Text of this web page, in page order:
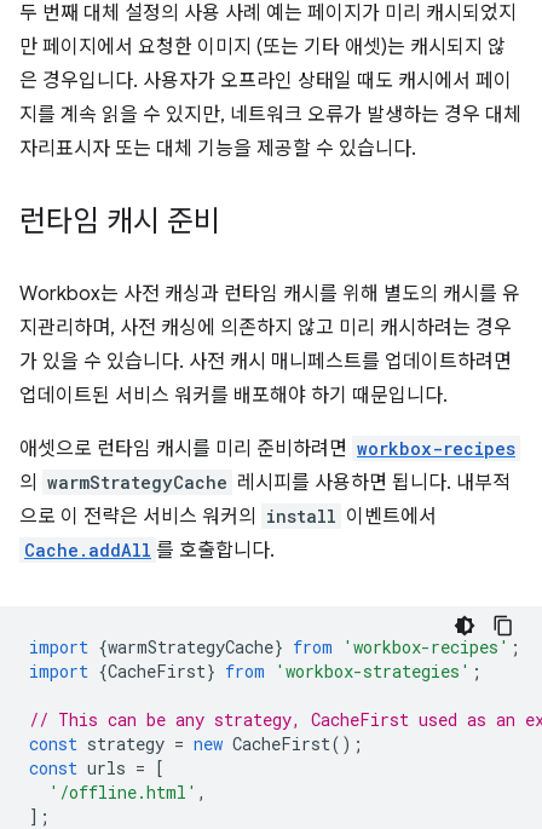
두 번째 대체 설정의 사용 사례 예는 페이지가 미리 캐시되었지
만 페이지에서 요청한 이미지 (또는 기타 애셋)는 캐시되지 않
은 경우입니다. 사용자가 오프라인 상태일 때도 캐시에서 페이
지를 계속 읽을 수 있지만, 네트워크 오류가 발생하는 경우 대체
자리표시자 또는 대체 기능을 제공할 수 있습니다.
런타임 캐시 준비
Workbox는 사전 캐싱과 런타임 캐시를 위해 별도의 캐시를 유
지관리하며, 사전 캐싱에 의존하지 않고 미리 캐시하려는 경우
가 있을 수 있습니다. 사전 캐시 매니페스트를 업데이트하려면
업데이트된 서비스 워커를 배포해야 하기 때문입니다.
애셋으로 런타임 캐시를 미리 준비하려면 workbox-recipes
의 warmStrategyCache 레시피를 사용하면 됩니다. 내부적
으로 이 전략은 서비스 워커의
install 이벤트에서
Cache.addAll 를 호출합니다.
import {warmStrategyCache} from 'workbox-recipes' ;
import {CacheFirst} from 'workbox-strategies' ;
// This can be any strategy, CacheFirst used as an
const strategy = new CacheFirst();
const urls = [
'/offline.html' ,
];